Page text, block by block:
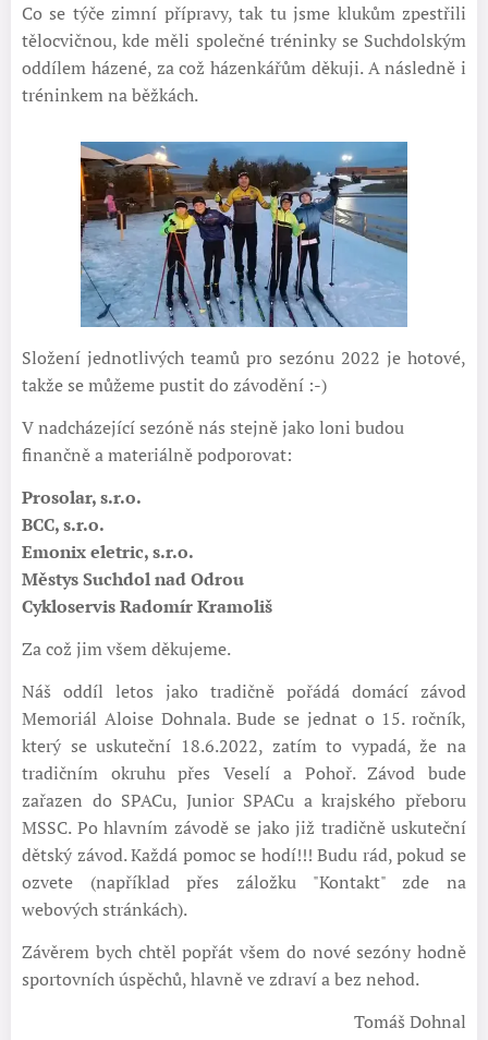
Co se týče zimní přípravy, tak tu jsme klukům zpestřili
tělocvičnou, kde měli společné tréninky se Suchdolským
oddílem házené, za což házenkářům děkuji. A následně i
tréninkem na běžkách.
Složení jednotlivých teamů pro sezónu 2022 je hotové,
takže se můžeme pustit do závodění :-)
V nadcházející sezóně nás stejně jako loni budou
finančně a materiálně podporovat:
Prosolar, s.r.o.
BCC, s.r.o.
Emonix eletric, s.r.o.
Městys Suchdol nad Odrou
Cykloservis Radomír Kramoliš
Za což jim všem děkujeme.
Náš oddíl letos jako tradičně pořádá domácí závod
Memoriál Aloise Dohnala. Bude se jednat o 15. ročník,
který se uskuteční 18.6.2022, zatím to vypadá, že na
tradičním okruhu přes Veselí a Pohoř. Závod bude
zařazen do SPACu, Junior SPACu a krajského přeboru
MSSC. Po hlavním závodě se jako již tradičně uskuteční
dětský závod. Každá pomoc se hodí!!! Budu rád, pokud se
ozvete (například přes záložku "Kontakt" zde na
webových stránkách).
Závěrem bych chtěl popřát všem do nové sezóny hodně
sportovních úspěchů, hlavně ve zdraví a bez nehod.
Tomáš Dohnal